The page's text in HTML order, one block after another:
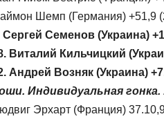
Шемп (Германия) +51,9
Семенов (Украина)
Виталий Кильчицкий
Андрей Возняк (Украина)
Индивидуальная гонка.
Эрхарт (Франция)